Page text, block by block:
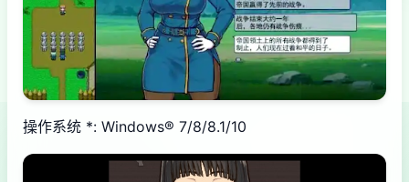
操作系统 *: Windows® 7/8/8.1/10